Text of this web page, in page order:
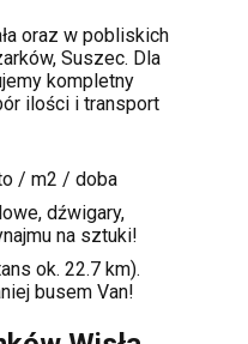
oraz w pobliskich
Suszec. Dla
kompletny
ilości i transport
/ m2 / doba
dźwigary,
na sztuki!
ok. 22.7 km).
busem Van!